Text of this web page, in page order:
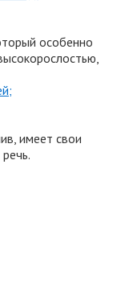
особенно
имеет свои